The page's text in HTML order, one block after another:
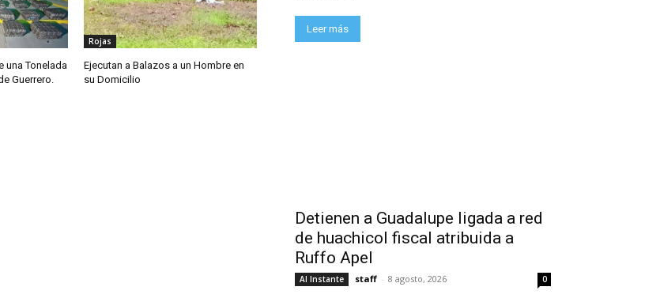
una Tonelada
Guerrero.
Rojas
Ejecutan a Balazos a un Hombre en
su Domicilio
Leer más
Detienen a Guadalupe ligada a red
de huachicol fiscal atribuida a
Ruffo Apel
Al Instante staff - 8 agosto, 2026 0